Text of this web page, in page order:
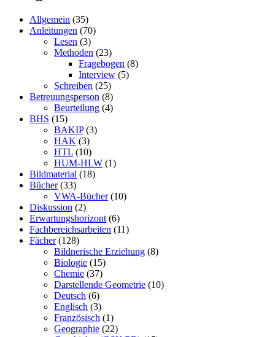
Allgemein (35)
Anleitungen (70)
Lesen (3)
Methoden (23)
Fragebogen (8)
Interview (5)
Schreiben (25)
Betreuungsperson (8)
Beurteilung (4)
BHS (15)
BAKIP(3)
HAK (3)
HTL (10)
HUM-HLW (1)
Bildmaterial (18)
Bücher(33)
VWA-Bücher(10)
Diskussion (2)
Erwartungshorizont (6)
Fachbereichsarbeiten (11)
Fächer(128)
Bildnerische Erziehung (8)
Biologie (15)
Chemie (37)
Darstellende Geometrie (10)
Deutsch (6)
Englisch (3)
Französisch (1)
Geographie (22)